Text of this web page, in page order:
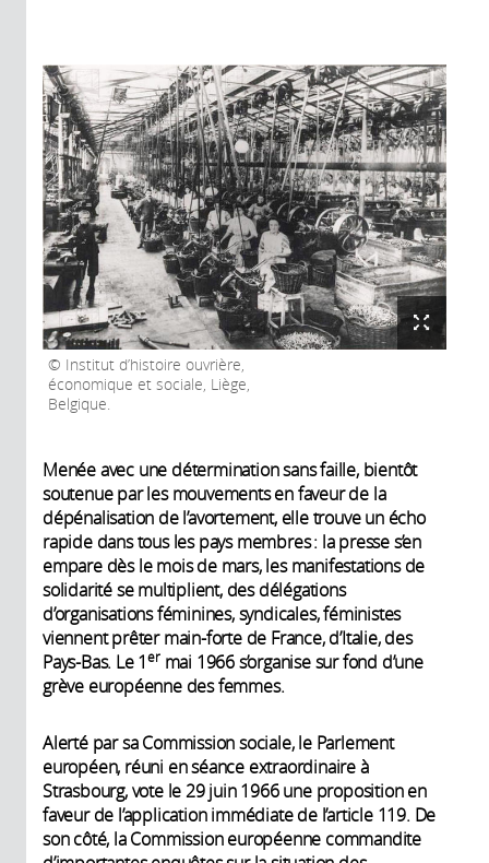
Institut d’histoire ouvrière,
économique et sociale, Liège,
Belgique.
Menée avec une détermination sans faille, bientôt
soutenue par les mouvements en faveur de la
dépénalisation de l’avortement, elle trouve un écho
rapide dans tous les pays membres : la presse s’en
empare dès le mois de mars, les manifestations de
solidarité se multiplient, des délégations
d’organisations féminines, syndicales, féministes
viennent prêter main-forte de France, d’Italie, des
Pays-Bas. Le 1ermai 1966 s’organise sur fond d’une
grève européenne des femmes.
Alerté par sa Commission sociale, le Parlement
européen, réuni en séance extraordinaire à
Strasbourg, vote le 29 juin 1966 une proposition en
faveur de l’application immédiate de l’article 119. De
son côté, la Commission européenne commandite